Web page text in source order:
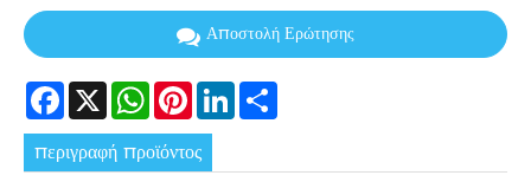
Αποστολή Ερώτησης
Facebook
X WhatsApp
Pinterest
LinkedIn
περιγραφή προϊόντος